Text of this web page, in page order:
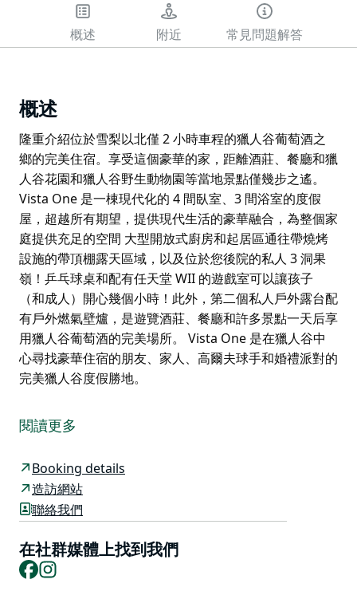
概述 附近 常見問題解答
概述
隆重介紹位於雪梨以北僅 2 小時車程的獵人谷葡萄酒之
鄉的完美住宿。享受這個豪華的家，距離酒莊、餐廳和獵
人谷花園和獵人谷野生動物園等當地景點僅幾步之遙。
Vista One 是一棟現代化的 4 間臥室、3 間浴室的度假
屋，超越所有期望，提供現代生活的豪華融合，為整個家
庭提供充足的空間 大型開放式廚房和起居區通往帶燒烤
設施的帶頂棚露天區域，以及位於您後院的私人 3 洞果
嶺！乒乓球桌和配有任天堂 WII 的遊戲室可以讓孩子
（和成人）開心幾個小時！此外，第二個私人戶外露台配
有戶外燃氣壁爐，是遊覽酒莊、餐廳和許多景點一天后享
用獵人谷葡萄酒的完美場所。 Vista One 是在獵人谷中
心尋找豪華住宿的朋友、家人、高爾夫球手和婚禮派對的
完美獵人谷度假勝地。
鄉的完美住宿。享受這個豪華的家，距離酒莊、餐廳和獵
人谷花園和獵人谷野生動物園等當地景點僅幾步之遙。
Vista One 是一棟現代化的 4 間臥室、3 間浴室的度假
屋，超越所有期望，提供現代生活的豪華融合，為整個家
庭提供充足的空間
域，以及位於您後院的私人 3 洞果嶺！乒乓球桌和配有
任天堂 WII 的遊戲室可以讓孩子（和成人）開心幾個小
閱讀更多
Booking details
造訪網站
聯絡我們
在社群媒體上找到我們
Facebook